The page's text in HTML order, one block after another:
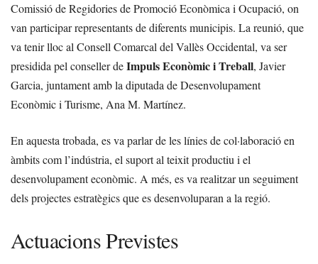
Comissió de Regidories de Promoció Econòmica i Ocupació, on
van participar representants de diferents municipis. La reunió, que
va tenir lloc al Consell Comarcal del Vallès Occidental, va ser
presidida pel conseller deImpuls Econòmic i Treball, Javier
Garcia, juntament amb la diputada de Desenvolupament
Econòmic i Turisme, Ana M. Martínez.
En aquesta trobada, es va parlar de les línies de col·laboració en
àmbits com l’indústria, el suport al teixit productiu i el
desenvolupament econòmic. A més, es va realitzar un seguiment
dels projectes estratègics que es desenvoluparan a la regió.
Actuacions Previstes